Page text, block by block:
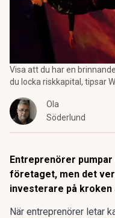
Visa att du har en
du locka riskkapital, tipsar
Ola
Söderlund
Entreprenörer
företaget, men det
investerare på
När entreprenörer letar